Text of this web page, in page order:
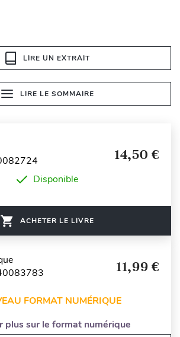
LIRE UN EXTRAIT
LIRE LE SOMMAIRE
14,50 €
Disponible
ACHETER LE LIVRE
11,99 €
FORMAT NUMÉRIQUE
plus sur le format numérique